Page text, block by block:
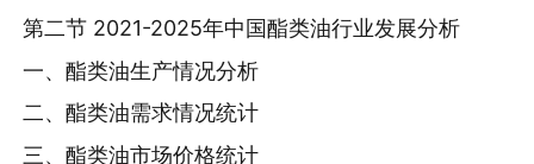
第二节 2021-2025年中国酯类油行业发展分析
一、酯类油生产情况分析
二、酯类油需求情况统计
三、酯类油市场价格统计